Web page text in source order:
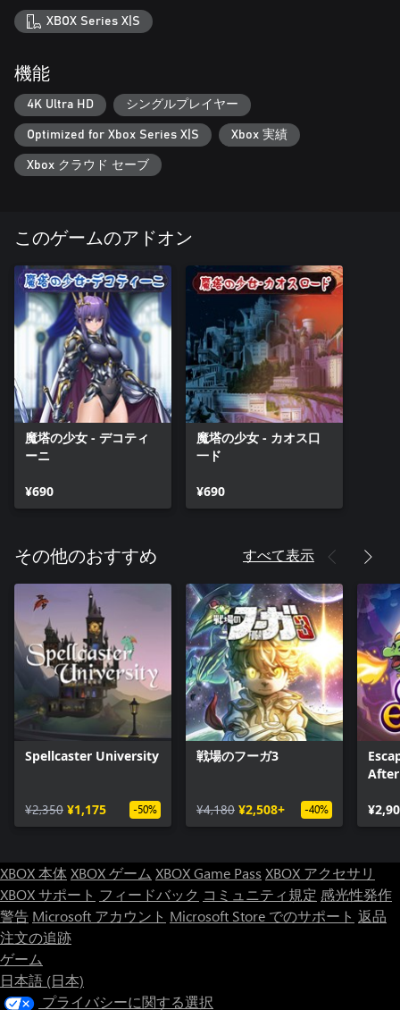
XBOX Series X|S
機能
4K Ultra HD シングルプレイヤー
Optimized for Xbox Series X|S Xbox 実績
Xbox クラウド セーブ
このゲームのアドオン
魔塔の少女 - デコティ
ーニ
¥690
魔塔の少女 - カオス口
一ド
¥690
その他のおすすめ すべて表示
Spellcaster University
¥2,350 ¥1,175 -50%
戦場のフーガ3
¥4,180 ¥2,508+ -40%
After
XBOX 本体XBOX ゲーム XBOX Game Pass XBOX アクセサリ
XBOX サポート フィードバック コミュニティ規定 感光性発作
警告 Microsoft アカウント Microsoft Store でのサポート 返品
注文の追跡
ゲーム
日本語 (日本)
プライバシーに関する選択